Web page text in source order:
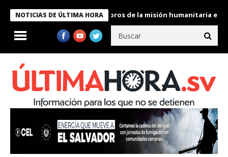
NOTICIAS DE ÚLTIMA HORA
Bukele condecora a miembros de la misión humanitaria enviada